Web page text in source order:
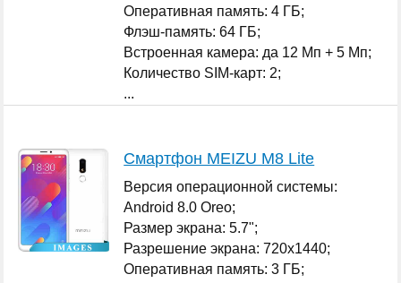
Оперативная память: 4 ГБ;
Флэш-память: 64 ГБ;
Встроенная камера: да 12 Мп + 5 Мп;
Количество SIM-карт: 2;
...
Смартфон MEIZU M8 Lite
Версия операционной системы:
Android 8.0 Oreo;
Размер экрана: 5.7";
Разрешение экрана: 720x1440;
Оперативная память: 3 ГБ;